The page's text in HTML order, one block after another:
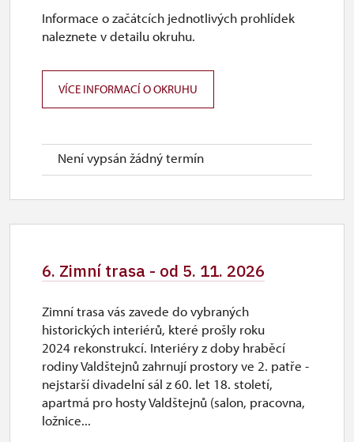
19. 12.-20. 12.
so–ne
2. 1.-31. 3.
Není vypsán žádný termín
Informace o začátcích jednotlivých prohlídek
naleznete v detailu okruhu.
VÍCE INFORMACÍ O OKRUHU
6. Zimní trasa - od 5. 11. 2026
Zimní trasa vás zavede do vybraných
historických interiérů, které prošly roku
2024 rekonstrukcí. Interiéry z doby hraběcí
rodiny Valdštejnů zahrnují prostory ve 2. patře -
nejstarší divadelní sál z 60. let 18. století,
apartmá pro hosty Valdštejnů (salon, pracovna,
ložnice...